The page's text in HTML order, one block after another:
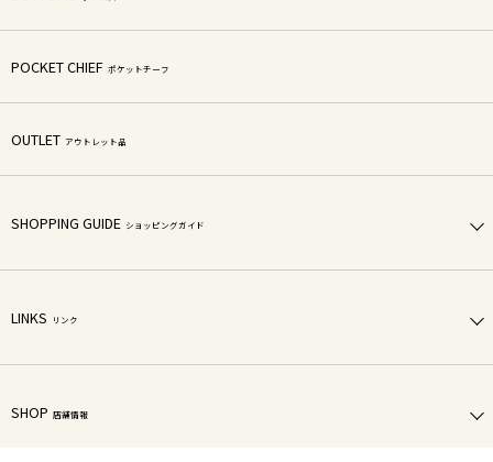
POCKET CHIEF ポケットチーフ
OUTLET アウトレット品
SHOPPING GUIDE ショッピングガイド
LINKS リンク
SHOP 店舗情報